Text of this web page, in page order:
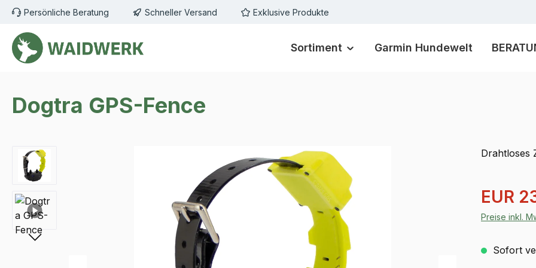
Hauptinhalt springen
Zur Suche springen
Zur Hauptnavigation springen
Persönliche Beratung Schneller Versand Exklusive Produkte
Sortiment Garmin Hundewelt
Dogtra GPS-Fence
Bildergalerie überspringen Drahtloses
EUR
Preise inkl.
Sofort